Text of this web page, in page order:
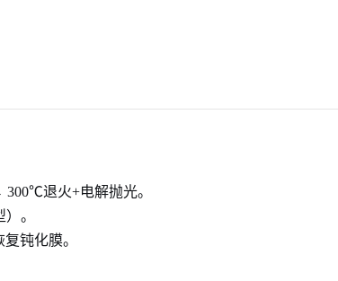
退火+电解抛光。
。
钝化膜。